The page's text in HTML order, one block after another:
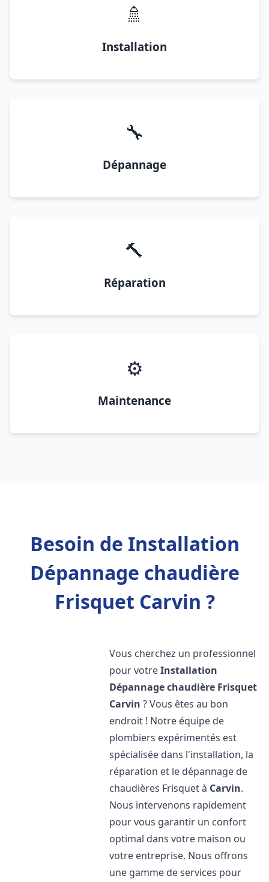
🚿
Installation
🔧
Dépannage
🔨
Réparation
⚙️
Maintenance
Besoin de Installation
Dépannage chaudière
Frisquet Carvin ?
Vous cherchez un professionnel
pour votreInstallation
Dépannage chaudière Frisquet
Carvin ? Vous êtes au bon
endroit ! Notre équipe de
plombiers expérimentés est
spécialisée dans l'installation, la
réparation et le dépannage de
chaudières Frisquet à Carvin.
Nous intervenons rapidement
pour vous garantir un confort
optimal dans votre maison ou
votre entreprise. Nous offrons
une gamme de services pour